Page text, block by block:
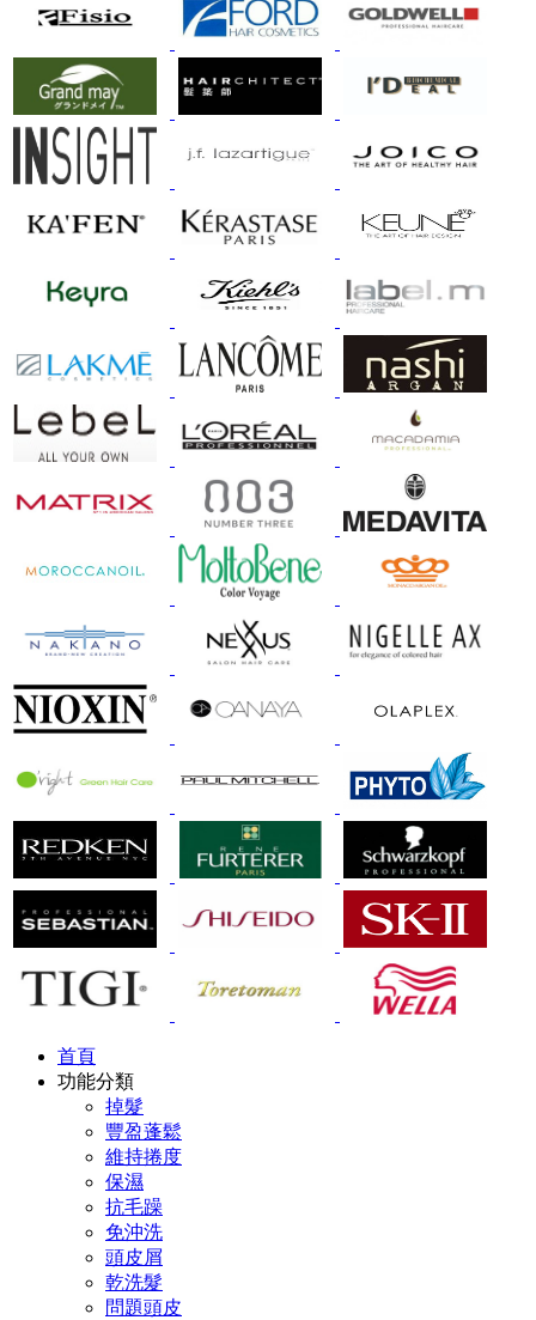
首頁
功能分類
掉髮
豐盈蓬鬆
維持捲度
保濕
抗毛躁
免沖洗
頭皮屑
乾洗髮
問題頭皮